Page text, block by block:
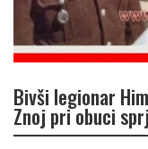
Bivši legionar
Znoj pri obuci